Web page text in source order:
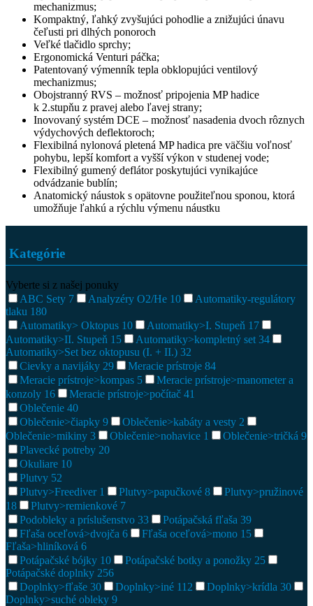
mechanizmus;
Kompaktný, ľahký zvyšujúci pohodlie a znižujúci únavu
čeľusti pri dlhých ponoroch
Veľké tlačidlo sprchy;
Ergonomická Venturi páčka;
Patentovaný výmenník tepla obklopujúci ventilový
mechanizmus;
Obojstranný RVS – možnosť pripojenia MP hadice
k 2.stupňu z pravej alebo ľavej strany;
Inovovaný systém DCE – možnosť nasadenia dvoch rôznych
výdychových deflektoroch;
Flexibilná nylonová pletená MP hadica pre väčšiu voľnosť
pohybu, lepší komfort a vyšší výkon v studenej vode;
Flexibilný gumený deflátor poskytujúci vynikajúce
odvádzanie bublín;
Anatomický náustok s opätovne použiteľnou sponou, ktorá
umožňuje ľahkú a rýchlu výmenu náustku
Kategórie
Vyberte si z našej ponuky
ABC Sety 7 Analyzéry O2/He 10
Automatiky-regulátory
tlaku 180
Automatiky> Oktopus 10 Automatiky>I. Stupeň 17
Automatiky>II. Stupeň 15 Automatiky>kompletný set 34
Automatiky>Set bez oktopusu (I. + II.) 32
Cievky a navijáky 29 Meracie prístroje 84
Meracie prístroje>kompas 5
Meracie prístroje>manometer a
konzoly 16 Meracie prístroje>počítač 41
Oblečenie 40
Oblečenie>čiapky 9 Oblečenie>kabáty a vesty 2
Oblečenie>mikiny 3 Oblečenie>nohavice 1 Oblečenie>tričká 9
Plavecké potreby 20
Okuliare 10
Plutvy 52
Plutvy>Freediver 1 Plutvy>papučkové 8
Plutvy>pružinové
18
Plutvy>remienkové 7
Podobleky a príslušenstvo 33 Potápačská fľaša 39
Fľaša oceľová>dvojča 6 Fľaša oceľová>mono 15
Fľaša>hliníková 6
Potápačské bójky 10 Potápačské botky a ponožky 25
Potápačské doplnky 256
Doplnky>fľaše 30 Doplnky>iné 112 Doplnky>krídla 30
Doplnky>suché obleky 9